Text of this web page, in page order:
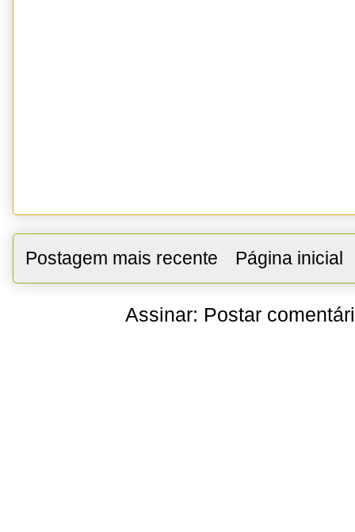
Postagem mais recente Página inicial
Assinar: Postar